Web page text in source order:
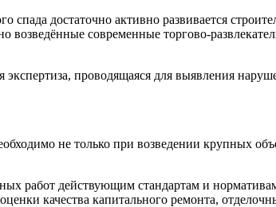
достаточно активно развивается
возведённые современные торгово-
экспертиза, проводящаяся для выявления
не только при возведении крупных
работ действующим стандартам и
качества капитального ремонта,